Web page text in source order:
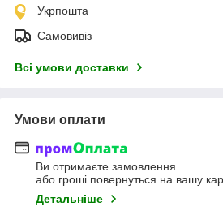
Укрпошта
Самовивіз
Всі умови доставки
Умови оплати
Ви отримаєте замовлення
або гроші повернуться на вашу
Детальніше